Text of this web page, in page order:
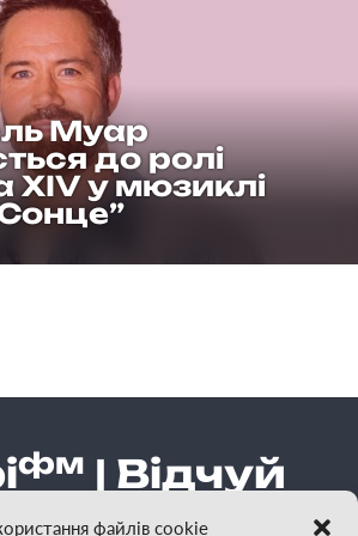
файлів cookie
Муар
до ролі
XIV у мюзиклі
фм | Відчуй